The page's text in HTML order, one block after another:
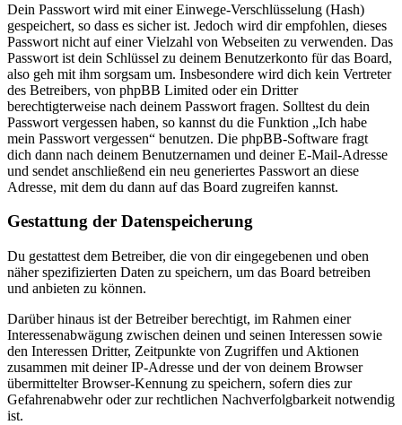
Dein Passwort wird mit einer Einwege-Verschlüsselung (Hash)
gespeichert, so dass es sicher ist. Jedoch wird dir empfohlen, dieses
Passwort nicht auf einer Vielzahl von Webseiten zu verwenden. Das
Passwort ist dein Schlüssel zu deinem Benutzerkonto für das Board,
also geh mit ihm sorgsam um. Insbesondere wird dich kein Vertreter
des Betreibers, von phpBB Limited oder ein Dritter
berechtigterweise nach deinem Passwort fragen. Solltest du dein
Passwort vergessen haben, so kannst du die Funktion „Ich habe
mein Passwort vergessen“ benutzen. Die phpBB-Software fragt
dich dann nach deinem Benutzernamen und deiner E-Mail-Adresse
und sendet anschließend ein neu generiertes Passwort an diese
Adresse, mit dem du dann auf das Board zugreifen kannst.
Gestattung der Datenspeicherung
Du gestattest dem Betreiber, die von dir eingegebenen und oben
näher spezifizierten Daten zu speichern, um das Board betreiben
und anbieten zu können.
Darüber hinaus ist der Betreiber berechtigt, im Rahmen einer
Interessenabwägung zwischen deinen und seinen Interessen sowie
den Interessen Dritter, Zeitpunkte von Zugriffen und Aktionen
zusammen mit deiner IP-Adresse und der von deinem Browser
übermittelter Browser-Kennung zu speichern, sofern dies zur
Gefahrenabwehr oder zur rechtlichen Nachverfolgbarkeit notwendig
ist.